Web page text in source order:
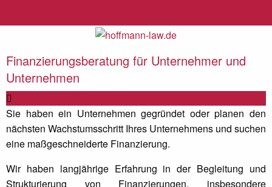
Finanzierungsberatung für Unternehmer und
Unternehmen
Sie haben ein Unternehmen gegründet oder planen den
nächsten Wachstumsschritt Ihres Unternehmens und suchen
eine maßgeschneiderte Finanzierung.
Wir haben langjährige Erfahrung in der Begleitung und
Strukturierung von Finanzierungen, insbesondere